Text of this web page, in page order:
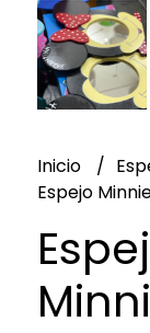
Inicio
Espejo